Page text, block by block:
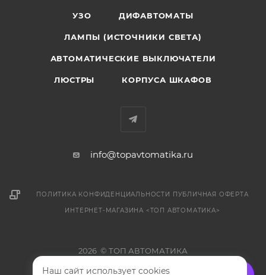
УЗО ДИФАВТОМАТЫ
ЛАМПЫ (ИСТОЧНИКИ СВЕТА)
АВТОМАТИЧЕСКИЕ ВЫКЛЮЧАТЕЛИ
ЛЮСТРЫ КОРПУСА ШКАФОВ
info@topavtomatika.ru
ПОЛИТИКА КОНФИДЕНЦИАЛЬНОСТИ ПУБЛИЧНАЯ ОФЕРТА
ИНТЕРНЕТ-МАГАЗИНА <ТОП АВТОМАТИКА>
2026 © ТОП АВТОМАТИКА
Наш сайт использует cookies